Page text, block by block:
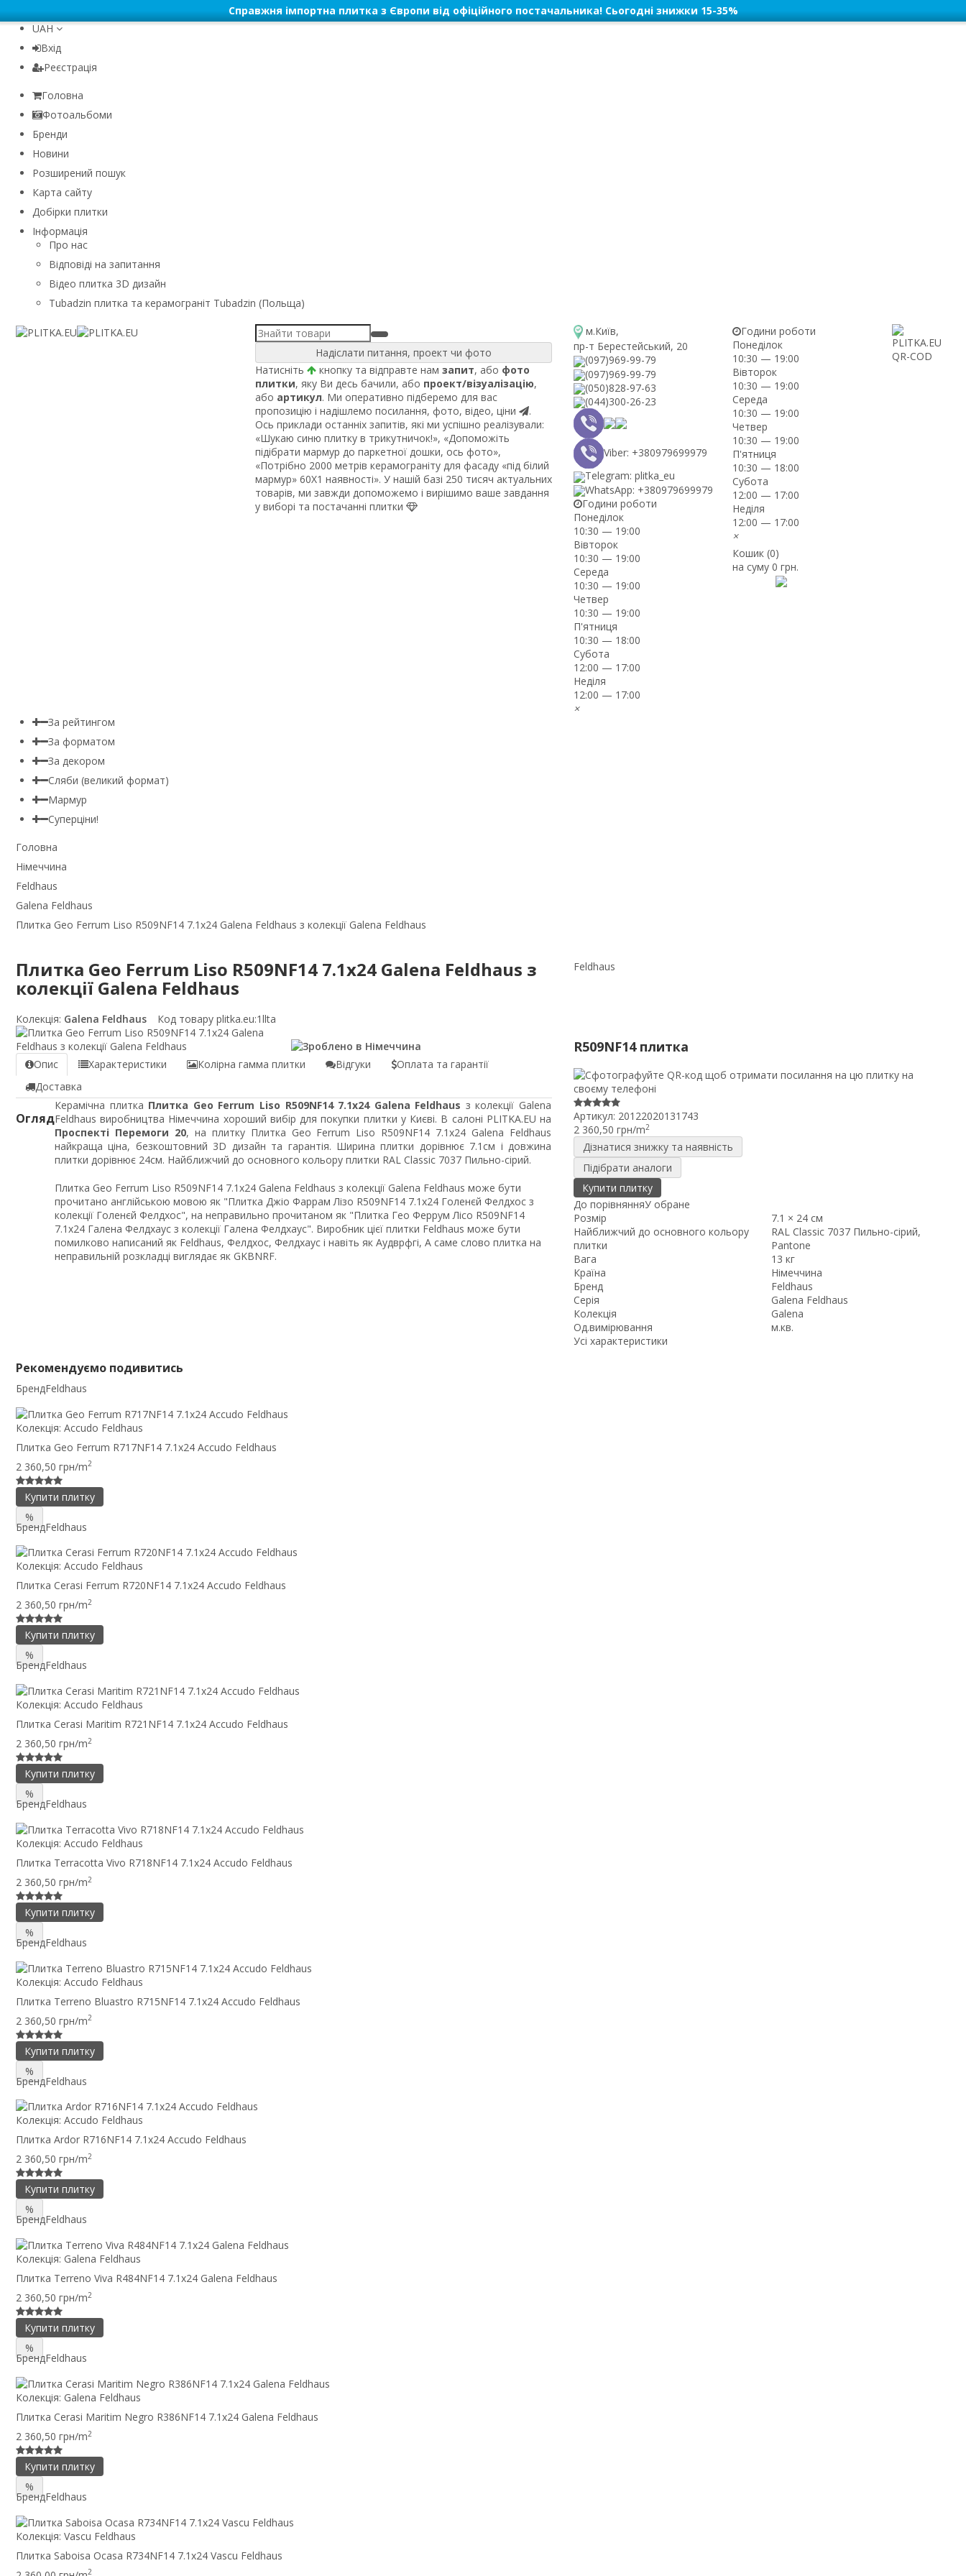
Справжня імпортна плитка з Європи від офіційного постачальника! Сьогодні знижки 15-35%
UAH
Вхід
Реєстрація
Головна
Фотоальбоми
Бренди
Новини
Розширений пошук
Карта сайту
Добірки плитки
Інформація
Про нас
Відповіді на запитання
Відео плитка 3D дизайн
Tubadzin плитка та керамограніт Tubadzin (Польща)
Надіслати питання, проект чи фото
Натисніть
кнопку та відправте нам запит, або фото
плитки, яку Ви десь бачили, або проект/візуалізацію,
або артикул. Ми оперативно підберемо для вас
пропозицію і надішлемо посилання, фото, відео, ціни
.
Ось приклади останніх запитів, які ми успішно реалізували:
«Шукаю синю плитку в трикутничок!», «Допоможіть
підібрати мармур до паркетної дошки, ось фото»,
«Потрібно 2000 метрів керамограніту для фасаду «під білий
мармур» 60Х1 наявності». У нашій базі 250 тисяч актуальних
товарів, ми завжди допоможемо і вирішимо ваше завдання
у виборі та постачанні плитки
м.Київ,
пр-т Берестейський, 20
(097)969-99-79
(097)969-99-79
(050)828-97-63
(044)300-26-23
Viber: +380979699979
Telegram: plitka_eu
WhatsApp: +380979699979
Години роботи
Понеділок
10:30 — 19:00
Вівторок
10:30 — 19:00
Середа
10:30 — 19:00
Четвер
10:30 — 19:00
П'ятниця
10:30 — 18:00
Субота
12:00 — 17:00
Неділя
12:00 — 17:00
×
Години роботи
Понеділок
10:30 — 19:00
Вівторок
10:30 — 19:00
Середа
10:30 — 19:00
Четвер
10:30 — 19:00
П'ятниця
10:30 — 18:00
Субота
12:00 — 17:00
Неділя
12:00 — 17:00
×
Кошик (0)
на суму0 грн.
За рейтингом
За форматом
За декором
Сляби (великий формат)
Мармур
Суперціни!
Головна
Німеччина
Feldhaus
Galena Feldhaus
Плитка Geo Ferrum Liso R509NF14 7.1x24 Galena Feldhaus з колекції Galena Feldhaus
Плитка Geo Ferrum Liso R509NF14 7.1x24 Galena Feldhaus з
колекції Galena Feldhaus
Feldhaus
Колекція: Galena Feldhaus Код товару plitka.eu:1llta
Опис Характеристики Колірна гамма плитки Відгуки
Оплата та гарантії
Доставка
Огляд
Керамічна плитка Плитка Geo Ferrum Liso R509NF14 7.1x24 Galena Feldhaus з колекції Galena
Feldhaus виробництва Німеччина хороший вибір для покупки плитки у Києві. В салоні PLITKA.EU на
Проспекті Перемоги 20, на плитку Плитка Geo Ferrum Liso R509NF14 7.1x24 Galena Feldhaus
найкраща ціна, безкоштовний 3D дизайн та гарантія. Ширина плитки дорівнює 7.1см і довжина
плитки дорівнює 24см. Найближчий до основного кольору плитки RAL Classic 7037 Пильно-сірий.
Плитка Geo Ferrum Liso R509NF14 7.1x24 Galena Feldhaus з колекції Galena Feldhaus може бути
прочитано англійською мовою як "Плитка Джіо Фаррам Лізо R509NF14 7.1x24 Голенєй Фелдхос з
колекції Голенєй Фелдхос", на неправильно прочитаном як "Плитка Гео Феррум Лісо R509NF14
7.1x24 Галена Фелдхаус з колекції Галена Фелдхаус". Виробник цієї плитки Feldhaus може бути
помилково написаний як Feldhaus, Фелдхос, Фелдхаус і навіть як Аудврфгі, А саме слово плитка на
неправильній розкладці виглядає як GKBNRF.
R509NF14 плитка
Артикул: 20122020131743
2 360,50 грн/m2
Дізнатися знижку та наявність
Підібрати аналоги
Купити плитку
До порівнянняУ обране
Розмір
7.1 × 24 см
Найближчий до основного кольору
плитки
RAL Classic 7037 Пильно-сірий,
Pantone
Вага
13 кг
Країна
Німеччина
Бренд
Feldhaus
Серія
Galena Feldhaus
Колекція
Galena
Од.вимірювання
м.кв.
Усі характеристики
Рекомендуємо подивитись
БрендFeldhaus
Колекція: Accudo Feldhaus
Плитка Geo Ferrum R717NF14 7.1x24 Accudo Feldhaus
2 360,50 грн/m2
Купити плитку
%
БрендFeldhaus
Колекція: Accudo Feldhaus
Плитка Cerasi Ferrum R720NF14 7.1x24 Accudo Feldhaus
2 360,50 грн/m2
Купити плитку
%
БрендFeldhaus
Колекція: Accudo Feldhaus
Плитка Cerasi Maritim R721NF14 7.1x24 Accudo Feldhaus
2 360,50 грн/m2
Купити плитку
%
БрендFeldhaus
Колекція: Accudo Feldhaus
Плитка Terracotta Vivo R718NF14 7.1x24 Accudo Feldhaus
2 360,50 грн/m2
Купити плитку
%
БрендFeldhaus
Колекція: Accudo Feldhaus
Плитка Terreno Bluastro R715NF14 7.1x24 Accudo Feldhaus
2 360,50 грн/m2
Купити плитку
%
БрендFeldhaus
Колекція: Accudo Feldhaus
Плитка Ardor R716NF14 7.1x24 Accudo Feldhaus
2 360,50 грн/m2
Купити плитку
%
БрендFeldhaus
Колекція: Galena Feldhaus
Плитка Terreno Viva R484NF14 7.1x24 Galena Feldhaus
2 360,50 грн/m2
Купити плитку
%
БрендFeldhaus
Колекція: Galena Feldhaus
Плитка Cerasi Maritim Negro R386NF14 7.1x24 Galena Feldhaus
2 360,50 грн/m2
Купити плитку
%
БрендFeldhaus
Колекція: Vascu Feldhaus
Плитка Saboisa Ocasa R734NF14 7.1x24 Vascu Feldhaus
2